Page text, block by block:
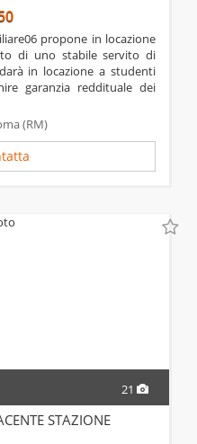
di uno stabile servito di
in locazione a studenti
garanzia reddituale dei
(RM)
21
STAZIONE